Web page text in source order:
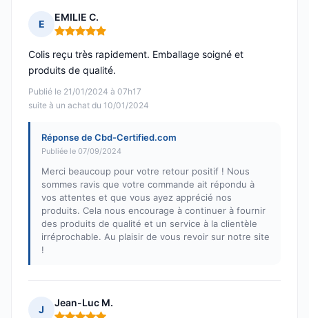
E
EMILIE C.
Note : 5 sur 5
Publié le 21/01/2024 à 07h17
suite à un achat du 10/01/2024
Colis reçu très rapidement. Emballage soigné et
produits de qualité.
Réponse de Cbd-Certified.com
Publiée le 07/09/2024
Merci beaucoup pour votre retour positif ! Nous
sommes ravis que votre commande ait répondu à
vos attentes et que vous ayez apprécié nos
produits. Cela nous encourage à continuer à fournir
des produits de qualité et un service à la clientèle
irréprochable. Au plaisir de vous revoir sur notre site
!
J
Jean-Luc M.